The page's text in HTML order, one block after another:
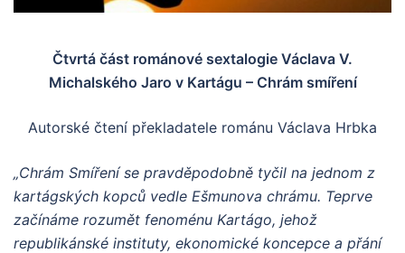
Čtvrtá část románové sextalogie Václava V.
Michalského Jaro v Kartágu – Chrám smíření
Autorské čtení překladatele románu Václava Hrbka
„Chrám Smíření se pravděpodobně tyčil na jednom z
kartágských kopců vedle Ešmunova chrámu. Teprve
začínáme rozumět fenoménu Kartágo, jehož
republikánské instituty, ekonomické koncepce a přání